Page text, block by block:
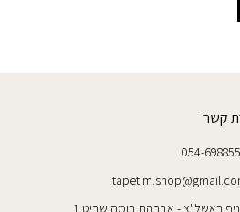
קשר
054-
סניף ראשל"צ - אברהם בומה שביט 1